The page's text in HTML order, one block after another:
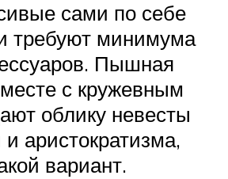
сами по себе
требуют минимума
Пышная
с кружевным
облику невесты
аристократизма,
вариант.